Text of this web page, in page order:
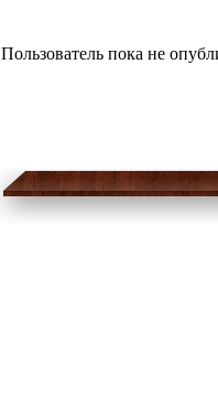
Пользователь пока не